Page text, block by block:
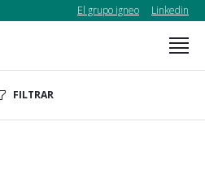
El grupo igneo Linkedin
FILTRAR